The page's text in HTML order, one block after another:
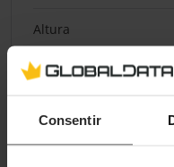
Consentir
Altura
Peso
Embalagem